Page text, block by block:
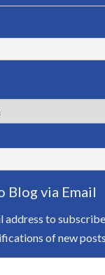
Blog via Email
address to
of new